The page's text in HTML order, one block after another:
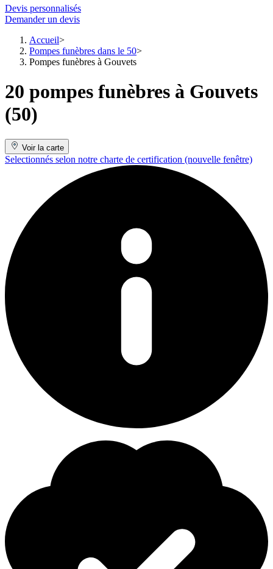
Devis personnalisés
Demander un devis
Accueil
Pompes funèbres dans le 50
Pompes funèbres à Gouvets
20 pompes funèbres à Gouvets
(50)
Voir la carte
Selectionnés selon notre charte de certification (nouvelle fenêtre)